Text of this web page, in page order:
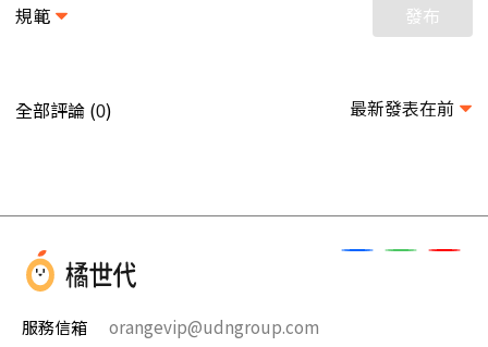
規範 發布
全部評論 (0) 最新發表在前
服務信箱 orangevip@udngroup.com